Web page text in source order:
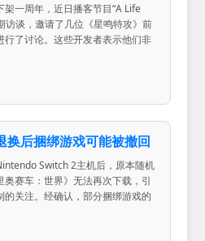
一周年，近日播客节目“A Life
访谈，邀请了几位《星鸣特攻》前
行了讨论。这些开发者表示他们非
后捆绑游戏可能被撤回
Switch 2主机后，原本随机
赛车：世界》无法再次下载，引
关注。经确认，部分捆绑游戏的